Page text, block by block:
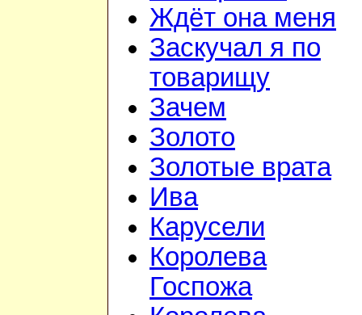
Ждёт она меня
Заскучал я по
товарищу
Зачем
Золото
Золотые врата
Ива
Карусели
Королева
Госпожа